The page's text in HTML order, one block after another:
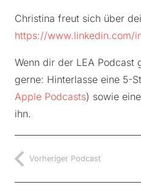
Christina freut sich über
https://www.linkedin.com/
Wenn dir der LEA Podcast
gerne: Hinterlasse eine 5-
Apple Podcasts) sowie
ihn.
Vorheriger Podcast